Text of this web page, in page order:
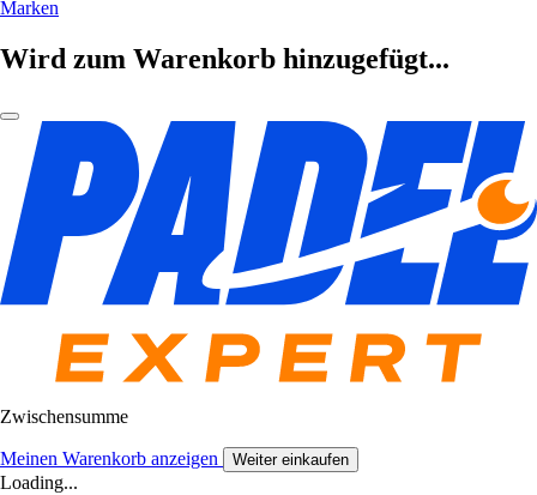
Marken
Wird zum Warenkorb hinzugefügt...
Zwischensumme
Meinen Warenkorb anzeigen Weiter einkaufen
Loading...